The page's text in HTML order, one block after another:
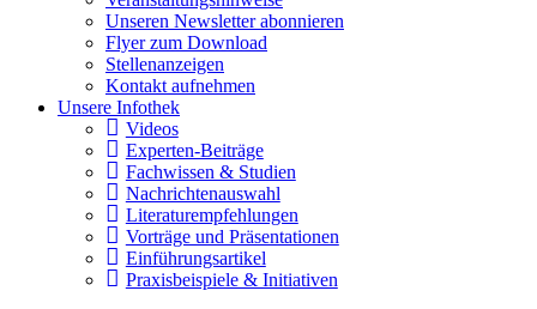
Unseren Newsletter abonnieren
Flyer zum Download
Stellenanzeigen
Kontakt aufnehmen
Unsere Infothek
Videos
Experten-Beiträge
Fachwissen & Studien
Nachrichtenauswahl
Literaturempfehlungen
Vorträge und Präsentationen
Einführungsartikel
Praxisbeispiele & Initiativen